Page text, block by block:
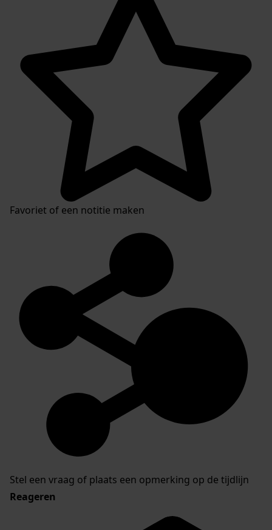
Favoriet of een notitie maken
Stel een vraag of plaats een opmerking op de tijdlijn
Reageren